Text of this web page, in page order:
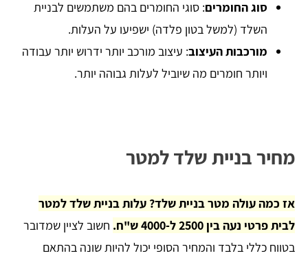
סוג החומרים: סוגי החומרים בהם משתמשים לבניית
השלד (למשל בטון פלדה) ישפיעו על העלות.
מורכבות העיצוב: עיצוב מורכב יותר ידרוש יותר עבודה
ויותר חומרים מה שיוביל לעלות גבוהה יותר.
מחיר בניית שלד למטר
אז כמה עולה מטר בניית שלד? עלות בניית שלד למטר
לבית פרטי נעה בין 2500 ל-4000 ש"ח.
חשוב לציין שמדובר
בטווח כללי בלבד והמחיר הסופי יכול להיות שונה בהתאם